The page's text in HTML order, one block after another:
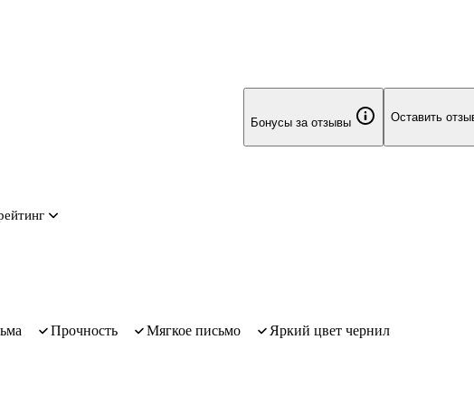
Бонусы за отзывы Оставить
прочность мягкое письмо
яркий цвет чернил